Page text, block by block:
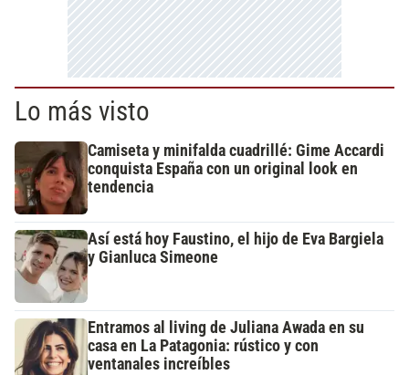
Lo más visto
Camiseta y minifalda cuadrillé: Gime Accardi
conquista España con un original look en
tendencia
Así está hoy Faustino, el hijo de Eva Bargiela
y Gianluca Simeone
Entramos al living de Juliana Awada en su
casa en La Patagonia: rústico y con
ventanales increíbles